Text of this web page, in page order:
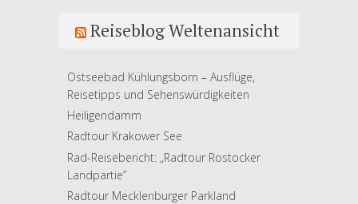
Reiseblog Weltenansicht
Ostseebad Kühlungsborn – Ausflüge,
Reisetipps und Sehenswürdigkeiten
Heiligendamm
Radtour Krakower See
Rad-Reisebericht: „Radtour Rostocker
Landpartie”
Radtour Mecklenburger Parkland